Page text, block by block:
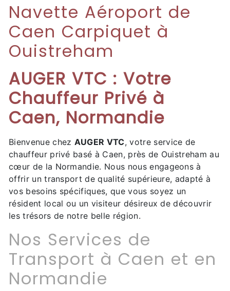
Navette Aéroport de
Caen Carpiquet à
Ouistreham
AUGER VTC : Votre
Chauffeur Privé à
Caen, Normandie
Bienvenue chez AUGER VTC, votre service de
chauffeur privé basé à Caen, près de Ouistreham au
cœur de la Normandie. Nous nous engageons à
offrir un transport de qualité supérieure, adapté à
vos besoins spécifiques, que vous soyez un
résident local ou un visiteur désireux de découvrir
les trésors de notre belle région.
Nos Services de
Transport à Caen et en
Normandie